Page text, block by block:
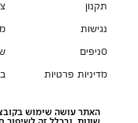
תקנון
נגישות
סניפים
מדיניות פרטיות
pciהספה